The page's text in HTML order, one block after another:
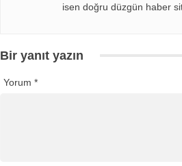
isen doğru düzgün haber
Bir yanıt yazın
Yorum *